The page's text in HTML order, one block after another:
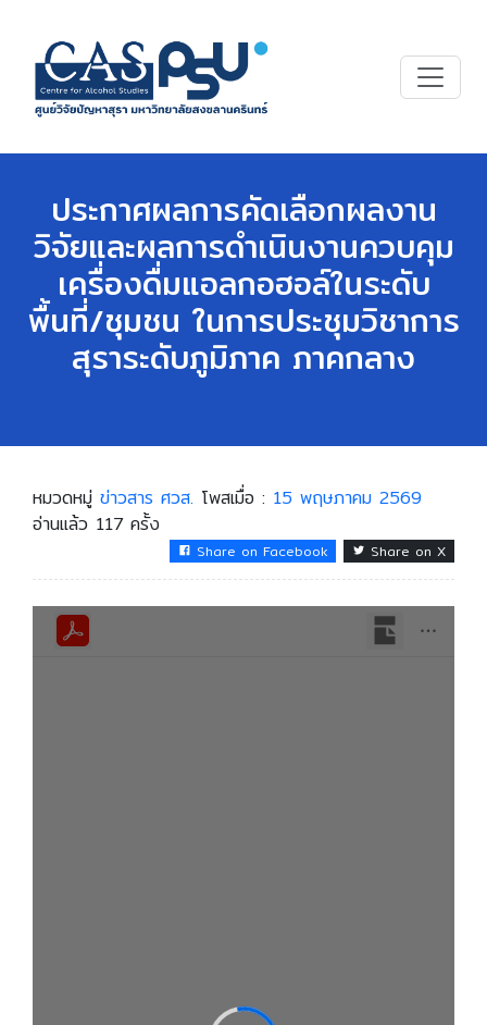
ประกาศผลการคัดเลือกผลงาน
วิจัยและผลการดำเนินงานควบคุม
เครื่องดื่มแอลกอฮอล์ในระดับ
พื้นที่/ชุมชน ในการประชุมวิชาการ
สุราระดับภูมิภาค ภาคกลาง
หมวดหมู่ ข่าวสาร ศวส. โพสเมื่อ : 15 พฤษภาคม 2569
อ่านแล้ว 117 ครั้ง
Share on Facebook Share on X